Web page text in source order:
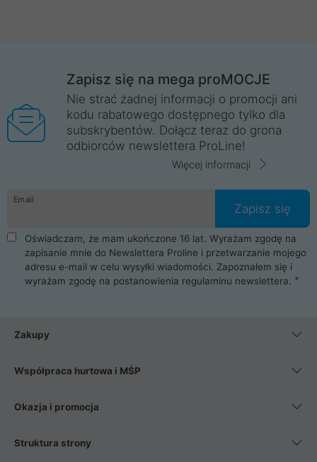
Zapisz się na mega proMOCJE
Nie strać żadnej informacji o promocji ani
kodu rabatowego dostępnego tylko dla
subskrybentów. Dołącz teraz do grona
odbiorców newslettera ProLine!
Więcej informacji
Email
Zapisz się
Oświadczam, że mam ukończone 16 lat. Wyrażam zgodę na
zapisanie mnie do Newslettera Proline i przetwarzanie mojego
adresu e-mail w celu wysyłki wiadomości. Zapoznałem się i
wyrażam zgodę na postanowienia regulaminu newslettera.
Zakupy
Współpraca hurtowa i MŚP
Okazja i promocja
Struktura strony